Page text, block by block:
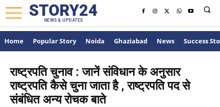
STORY24
NEWS & UPDATES
Home Popular Story Noida Ghaziabad News Success
राष्ट्रपति चुनाव : जानें संविधान के अनुसार
राष्ट्रपति कैसे चुना जाता है , राष्ट्रपति पद से
संबंधित अन्य रोचक बाते